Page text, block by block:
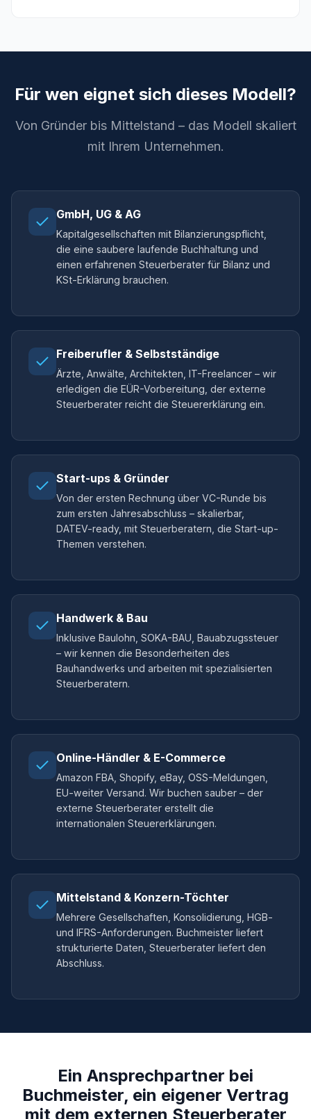
Für wen eignet sich dieses Modell?
Von Gründer bis Mittelstand – das Modell skaliert
mit Ihrem Unternehmen.
GmbH, UG & AG
Kapitalgesellschaften mit Bilanzierungspflicht,
die eine saubere laufende Buchhaltung und
einen erfahrenen Steuerberater für Bilanz und
KSt-Erklärung brauchen.
Freiberufler & Selbstständige
Ärzte, Anwälte, Architekten, IT-Freelancer – wir
erledigen die EÜR-Vorbereitung, der externe
Steuerberater reicht die Steuererklärung ein.
Start-ups & Gründer
Von der ersten Rechnung über VC-Runde bis
zum ersten Jahresabschluss – skalierbar,
DATEV-ready, mit Steuerberatern, die Start-up-
Themen verstehen.
Handwerk & Bau
Inklusive Baulohn, SOKA-BAU, Bauabzugssteuer
– wir kennen die Besonderheiten des
Bauhandwerks und arbeiten mit spezialisierten
Steuerberatern.
Online-Händler & E-Commerce
Amazon FBA, Shopify, eBay, OSS-Meldungen,
EU-weiter Versand. Wir buchen sauber – der
externe Steuerberater erstellt die
internationalen Steuererklärungen.
Mittelstand & Konzern-Töchter
Mehrere Gesellschaften, Konsolidierung, HGB-
und IFRS-Anforderungen. Buchmeister liefert
strukturierte Daten, Steuerberater liefert den
Abschluss.
Ein Ansprechpartner bei
Buchmeister, ein eigener Vertrag
mit dem externen Steuerberater